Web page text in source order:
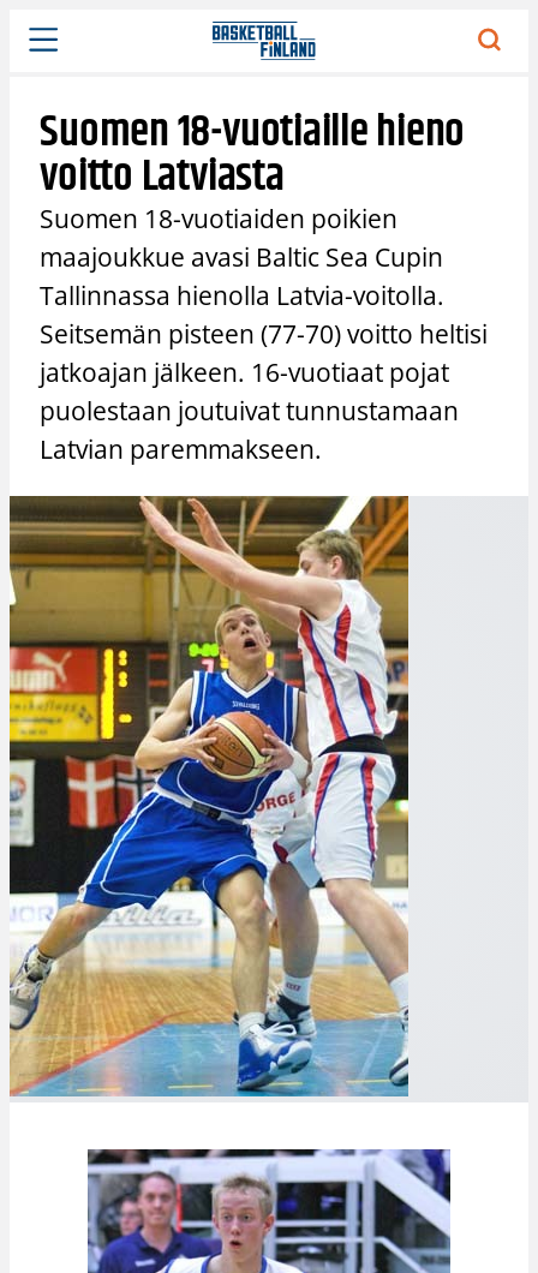
Siirry
sisältöön
Suomen 18-vuotiaille hieno
voitto Latviasta
Suomen 18-vuotiaiden poikien
maajoukkue avasi Baltic Sea Cupin
Tallinnassa hienolla Latvia-voitolla.
Seitsemän pisteen (77-70) voitto heltisi
jatkoajan jälkeen. 16-vuotiaat pojat
puolestaan joutuivat tunnustamaan
Latvian paremmakseen.